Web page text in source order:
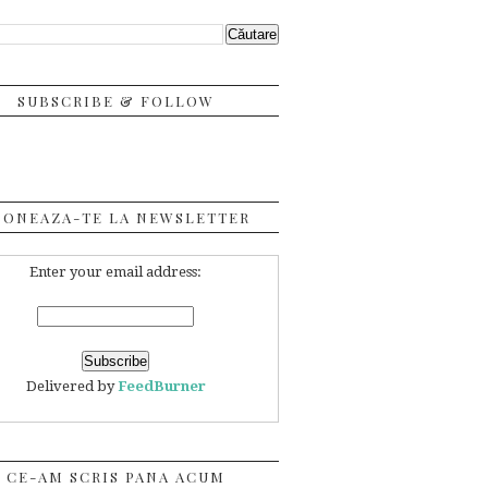
SUBSCRIBE & FOLLOW
TE LA NEWSLETTER
Enter your email address:
Delivered byFeedBurner
CE-AM SCRIS PANA ACUM